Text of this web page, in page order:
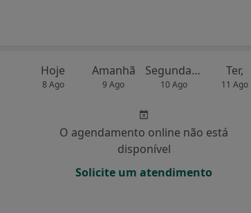
Hoje
8 Ago
Amanhã
9 Ago
Segunda-feira
10 Ago
Ter,
11 Ago
O agendamento online não está
disponível
Solicite um atendimento